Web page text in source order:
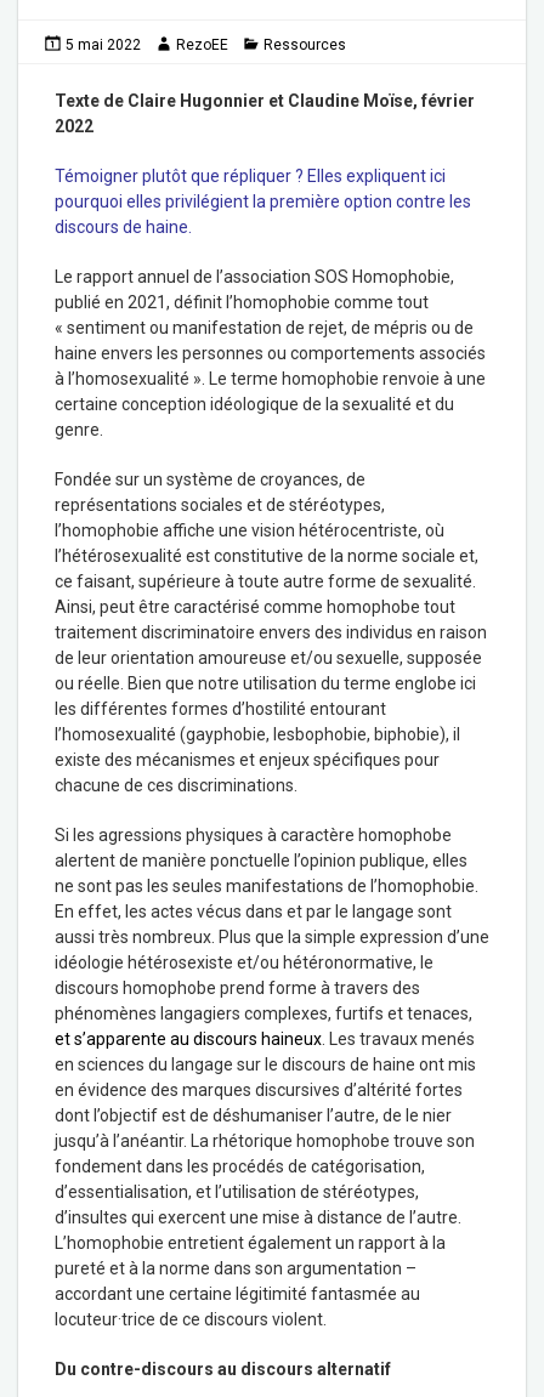
5 mai 2022 RezoEE Ressources
Texte de Claire Hugonnier et Claudine Moïse, février
2022
Témoigner plutôt que répliquer ? Elles expliquent ici
pourquoi elles privilégient la première option contre les
discours de haine.
Le rapport annuel de l’association SOS Homophobie,
publié en 2021, définit l’homophobie comme tout
« sentiment ou manifestation de rejet, de mépris ou de
haine envers les personnes ou comportements associés
à l’homosexualité ». Le terme homophobie renvoie à une
certaine conception idéologique de la sexualité et du
genre.
Fondée sur un système de croyances, de
représentations sociales et de stéréotypes,
l’homophobie affiche une vision hétérocentriste, où
l’hétérosexualité est constitutive de la norme sociale et,
ce faisant, supérieure à toute autre forme de sexualité.
Ainsi, peut être caractérisé comme homophobe tout
traitement discriminatoire envers des individus en raison
de leur orientation amoureuse et/ou sexuelle, supposée
ou réelle. Bien que notre utilisation du terme englobe ici
les différentes formes d’hostilité entourant
l’homosexualité (gayphobie, lesbophobie, biphobie), il
existe des mécanismes et enjeux spécifiques pour
chacune de ces discriminations.
Si les agressions physiques à caractère homophobe
alertent de manière ponctuelle l’opinion publique, elles
ne sont pas les seules manifestations de l’homophobie.
En effet, les actes vécus dans et par le langage sont
aussi très nombreux. Plus que la simple expression d’une
idéologie hétérosexiste et/ou hétéronormative, le
discours homophobe prend forme à travers des
phénomènes langagiers complexes, furtifs et tenaces,
et s’apparente au discours haineux . Les travaux menés
en sciences du langage sur le discours de haine ont mis
en évidence des marques discursives d’altérité fortes
dont l’objectif est de déshumaniser l’autre, de le nier
jusqu’à l’anéantir. La rhétorique homophobe trouve son
fondement dans les procédés de catégorisation,
d’essentialisation, et l’utilisation de stéréotypes,
d’insultes qui exercent une mise à distance de l’autre.
L’homophobie entretient également un rapport à la
pureté et à la norme dans son argumentation –
accordant une certaine légitimité fantasmée au
locuteur·trice de ce discours violent.
Du contre-discours au discours alternatif